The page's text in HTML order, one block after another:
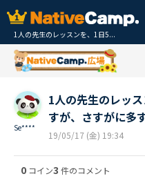
1人の先生のレッスンを、1日5...
Se****
1人の先生のレッ
すが、さすがに多
19/05/17 (金) 19:34
0 コイン3 件のコメント